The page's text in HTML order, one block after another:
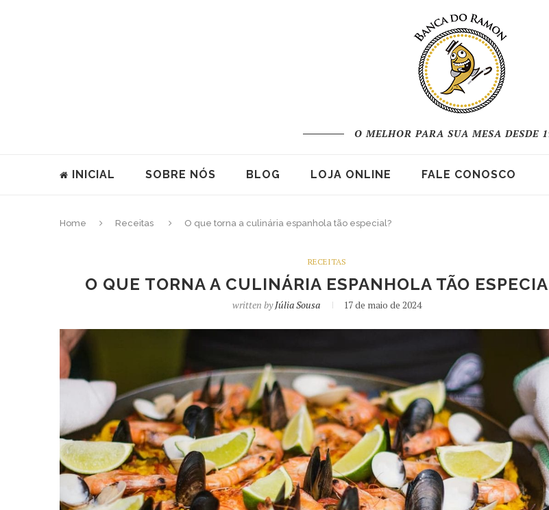
O MELHOR PARA SUA MESA DESDE
INICIAL SOBRE NÓS BLOG LOJA ONLINE FALE CONOSCO
Home Receitas O que torna a culinária espanhola tão especial?
RECEITAS
O QUE TORNA A CULINÁRIA ESPANHOLA TÃO
written byJúlia Sousa 17 de maio de 2024